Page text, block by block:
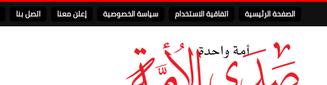
الصفحة الرئيسية اتفاقية الاستخدام سياسة الخصوصية إعلن معنا اتصل بنا